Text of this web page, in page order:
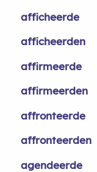
afficheerde
afficheerden
affirmeerde
affirmeerden
affronteerde
affronteerden
agendeerde